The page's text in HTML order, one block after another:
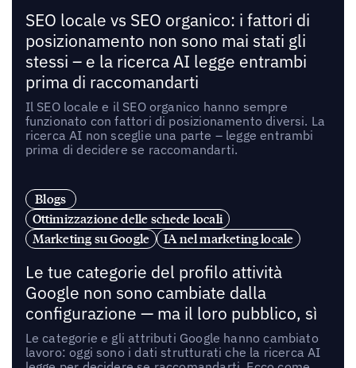
SEO locale vs SEO organico: i fattori di
posizionamento non sono mai stati gli
stessi – e la ricerca AI legge entrambi
prima di raccomandarti
Il SEO locale e il SEO organico hanno sempre
funzionato con fattori di posizionamento diversi. La
ricerca AI non sceglie una parte – legge entrambi
prima di decidere se raccomandarti.
Blogs
Ottimizzazione delle schede locali
Marketing su Google
IA nel marketing locale
Le tue categorie del profilo attività
Google non sono cambiate dalla
configurazione — ma il loro pubblico, sì
Le categorie e gli attributi Google hanno cambiato
lavoro: oggi sono i dati strutturati che la ricerca AI